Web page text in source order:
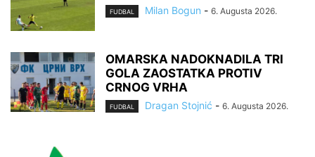
FUDBAL Milan Bogun - 6. Augusta 2026.
OMARSKA NADOKNADILA TRI
GOLA ZAOSTATKA PROTIV
CRNOG VRHA
FUDBAL Dragan Stojnić - 6. Augusta 2026.